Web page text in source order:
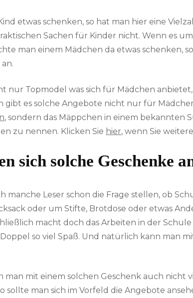
etwas schenken, so hat man hier eine
Sachen für Kinder nicht. Wenn es
man einem Mädchen da etwas schenken,
an.
nur Topmodel was sich für Mädchen
gibt es solche Angebote nicht nur für
, sondern das Mäppchen in einem bekannten
zu nennen. Klicken Sie hier, wenn Sie
sich solche Geschenke
manche Leser schon die Frage stellen, ob
oder um Stifte, Brotdose oder etwas
macht doch das Arbeiten in der
so viel Spaß. Und natürlich kann man
man mit einem solchen Geschenk auch nicht
sollte man sich im Vorfeld die Angebote